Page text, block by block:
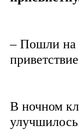
– Пошли на
В ночном